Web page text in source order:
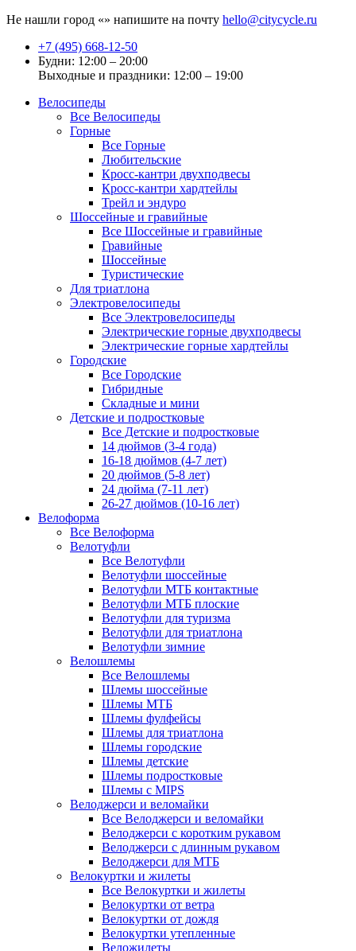
Не нашли город «» напишите на почту hello@citycycle.ru
+7 (495) 668-12-50
Будни: 12:00 – 20:00
Выходные и праздники: 12:00 – 19:00
Велосипеды
Все Велосипеды
Горные
Все Горные
Любительские
Кросс-кантри двухподвесы
Кросс-кантри хардтейлы
Трейл и эндуро
Шоссейные и гравийные
Все Шоссейные и гравийные
Гравийные
Шоссейные
Туристические
Для триатлона
Электровелосипеды
Все Электровелосипеды
Электрические горные двухподвесы
Электрические горные хардтейлы
Городские
Все Городские
Гибридные
Складные и мини
Детские и подростковые
Все Детские и подростковые
14 дюймов (3-4 года)
16-18 дюймов (4-7 лет)
20 дюймов (5-8 лет)
24 дюйма (7-11 лет)
26-27 дюймов (10-16 лет)
Велоформа
Все Велоформа
Велотуфли
Все Велотуфли
Велотуфли шоссейные
Велотуфли МТБ контактные
Велотуфли МТБ плоские
Велотуфли для туризма
Велотуфли для триатлона
Велотуфли зимние
Велошлемы
Все Велошлемы
Шлемы шоссейные
Шлемы МТБ
Шлемы фулфейсы
Шлемы для триатлона
Шлемы городские
Шлемы детские
Шлемы подростковые
Шлемы с MIPS
Велоджерси и веломайки
Все Велоджерси и веломайки
Велоджерси с коротким рукавом
Велоджерси с длинным рукавом
Велоджерси для МТБ
Велокуртки и жилеты
Все Велокуртки и жилеты
Велокуртки от ветра
Велокуртки от дождя
Велокуртки утепленные
Веложилеты